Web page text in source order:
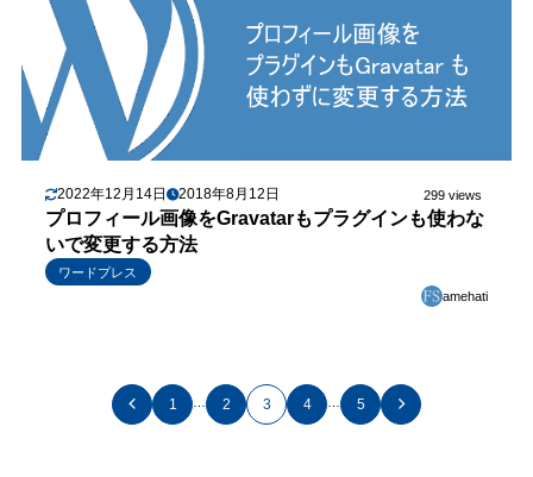
2022年12月14日 2018年8月12日 299 views
プロフィール画像をGravatarもプラグインも使わな
いで変更する方法
ワードプレス
amehati
1 2 3 4 5